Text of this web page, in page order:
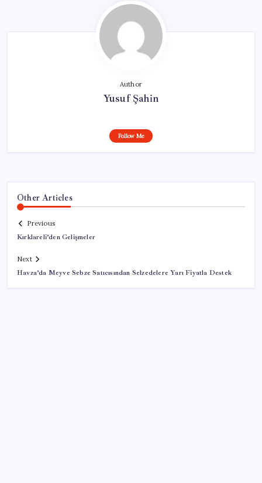
Author
Yusuf Şahin
Follow Me
Other Articles
Previous
Kırklareli’den Gelişmeler
Next
Havza’da Meyve Sebze Satıcısından Selzedelere Yarı Fiyatla Destek